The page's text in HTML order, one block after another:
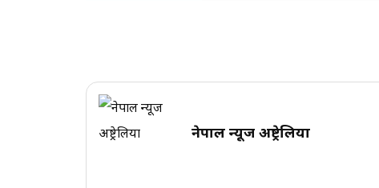
नेपाल न्यूज अष्ट्रेलिया